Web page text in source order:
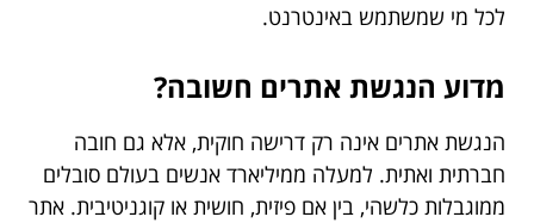
לכל מי שמשתמש באינטרנט.
מדוע הנגשת אתרים חשובה?
הנגשת אתרים אינה רק דרישה חוקית, אלא גם חובה
חברתית ואתית. למעלה ממיליארד אנשים בעולם סובלים
ממוגבלות כלשהי, בין אם פיזית, חושית או קוגניטיבית. אתר